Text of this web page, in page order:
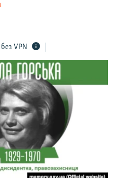
VPN